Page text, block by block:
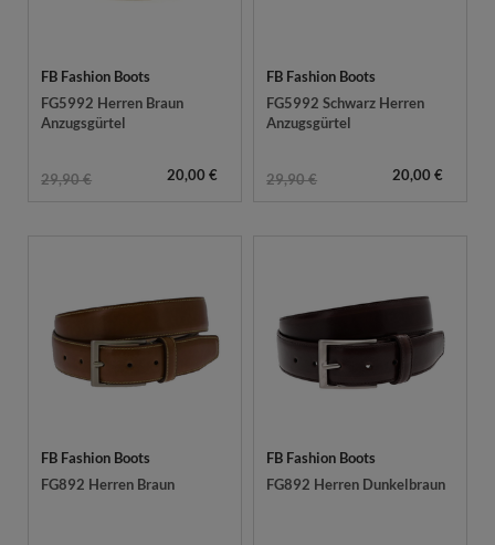
FB Fashion Boots
FG5992 Herren Braun
Anzugsgürtel
29,90 € 20,00 €
FB Fashion Boots
FG5992 Schwarz Herren
Anzugsgürtel
29,90 € 20,00 €
FB Fashion Boots
FG892 Herren Braun
FB Fashion Boots
FG892 Herren Dunkelbraun